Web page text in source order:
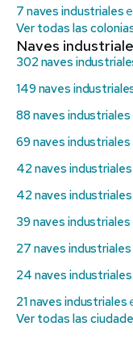
7 naves industriales
Ver todas las
Naves
302 naves
149 naves
88 naves industriales
69 naves industriales
42 naves industriales
42 naves industriales
39 naves industriales
27 naves industriales
24 naves industriales
21 naves industriales
Ver todas las